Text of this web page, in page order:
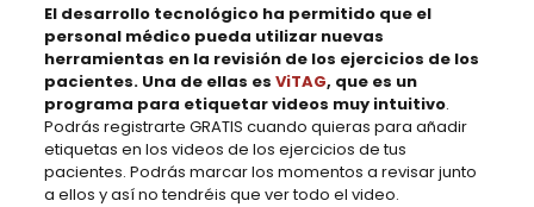
El desarrollo tecnológico ha permitido que el
personal médico pueda utilizar nuevas
herramientas en la revisión de los ejercicios de los
pacientes. Una de ellas es ViTAG, que es un
programa para etiquetar videos muy intuitivo.
Podrás registrarte GRATIS cuando quieras para añadir
etiquetas en los videos de los ejercicios de tus
pacientes. Podrás marcar los momentos a revisar junto
a ellos y así no tendréis que ver todo el video.